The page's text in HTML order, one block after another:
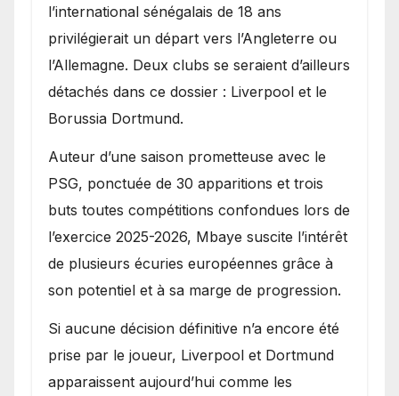
l’international sénégalais de 18 ans
privilégierait un départ vers l’Angleterre ou
l’Allemagne. Deux clubs se seraient d’ailleurs
détachés dans ce dossier : Liverpool et le
Borussia Dortmund.
Auteur d’une saison prometteuse avec le
PSG, ponctuée de 30 apparitions et trois
buts toutes compétitions confondues lors de
l’exercice 2025-2026, Mbaye suscite l’intérêt
de plusieurs écuries européennes grâce à
son potentiel et à sa marge de progression.
Si aucune décision définitive n’a encore été
prise par le joueur, Liverpool et Dortmund
apparaissent aujourd’hui comme les